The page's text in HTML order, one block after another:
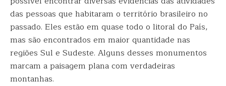
das pessoas que habitaram o território brasileiro no
passado. Eles estão em quase todo o litoral do País,
mas são encontrados em maior quantidade nas
regiões Sul e Sudeste. Alguns desses monumentos
marcam a paisagem plana com verdadeiras
montanhas.